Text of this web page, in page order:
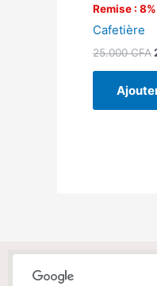
Remise : 8%
Cafetière
25.000CFA